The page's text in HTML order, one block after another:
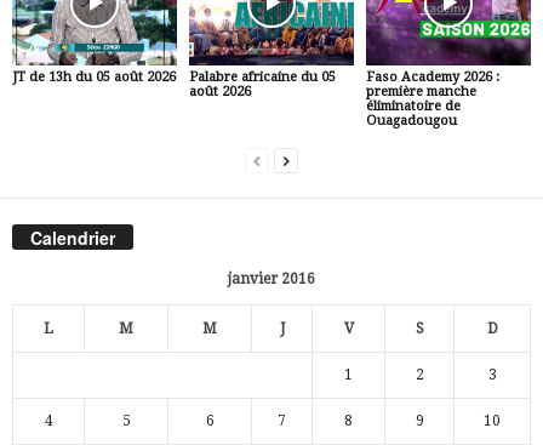
JT de 13h du 05 août 2026
Palabre africaine du 05
août 2026
Faso Academy 2026 :
première manche
éliminatoire de
Ouagadougou
Calendrier
janvier 2016
L M M J V S D
1 2 3
4 5 6 7 8 9 10